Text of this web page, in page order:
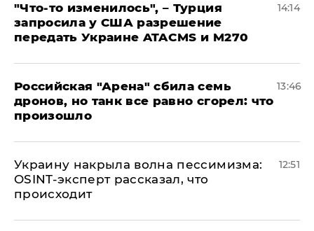
​"Что-то изменилось", – Турция
запросила у США разрешение
передать Украине ATACMS и M270
14:14
​Российская "Арена" сбила семь
дронов, но танк все равно сгорел: что
произошло
13:46
​Украину накрыла волна пессимизма:
OSINT-эксперт рассказал, что
происходит
12:51